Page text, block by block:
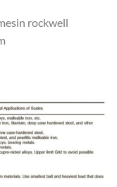
rockwell